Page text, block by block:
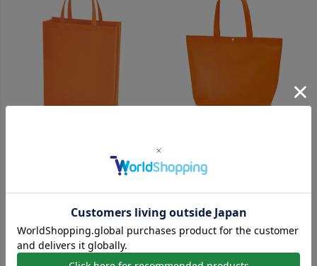
【名入れ対応】不織布スクエアト
ート 厚手《100g》 A4縦サイ
260W×330H×90Dmm
¥162.8（税込）～ ⁄ 1枚
※印刷代込・版代別途
ショルダーバッグ 小サイズ｜
100枚入
内寸：W430×H320×D110mm
外寸：W320×H320×D110mm
名入れ
¥
165